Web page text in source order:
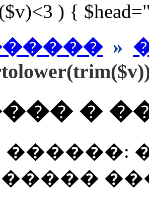
) {
»
�
������: